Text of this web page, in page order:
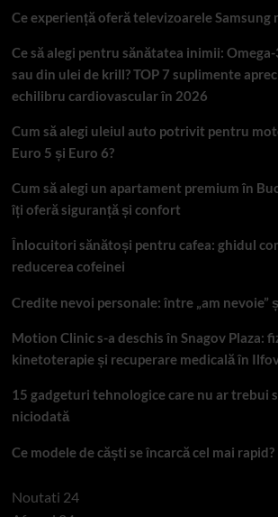
Ce experiență oferă televizoarele Samsung
Ce să alegi pentru sănătatea inimii:
sau din ulei de krill? TOP 7 suplimente
echilibru cardiovascular în 2026
Cum să alegi uleiul auto potrivit pentru
Euro 5 și Euro 6?
Cum să alegi un apartament premium în
îți oferă siguranță și confort
Înlocuitori sănătoși pentru cafea: ghidul
reducerea cofeinei
Credite nevoi personale: între „am nevoie”
Motion Clinic s-a deschis în Snagov Plaza:
kinetoterapie și recuperare medicală în
15 gadgeturi tehnologice care nu ar trebui
niciodată
Ce modele de căști se încarcă cel mai rapid?
Noutati 24